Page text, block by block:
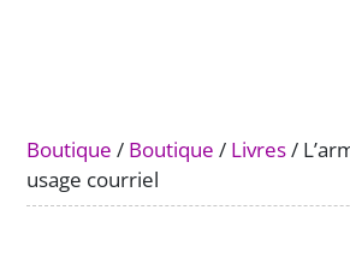
Boutique / Boutique / Livres/
usage courriel